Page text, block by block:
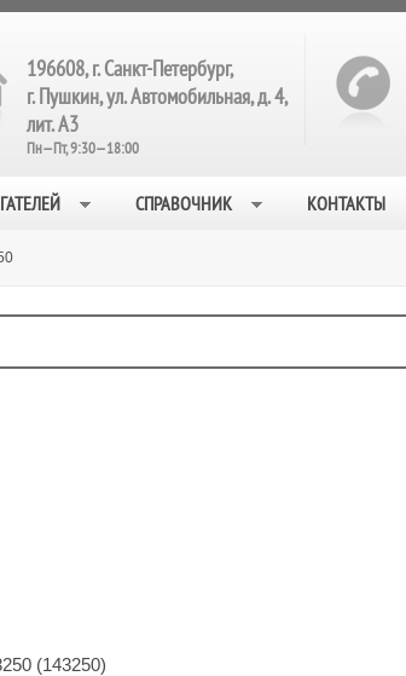
196608, г. Санкт-Петербург,
г. Пушкин, ул. Автомобильная, д. 4,
лит. А3
Пн—Пт, 9:30—18:00
СПРАВОЧНИК КОНТАКТЫ
(143250)